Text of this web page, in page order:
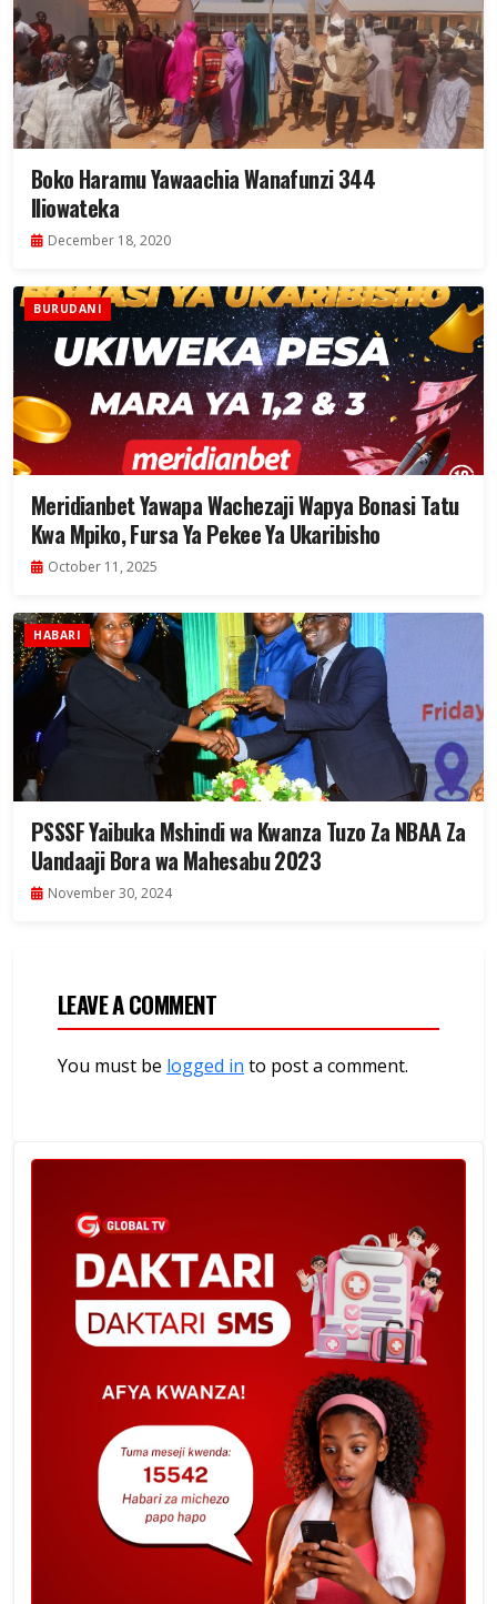
Boko Haramu Yawaachia Wanafunzi 344
Iliowateka
December 18, 2020
BURUDANI
Meridianbet Yawapa Wachezaji Wapya Bonasi Tatu
Kwa Mpiko, Fursa Ya Pekee Ya Ukaribisho
October 11, 2025
HABARI
PSSSF Yaibuka Mshindi wa Kwanza Tuzo Za NBAA Za
Uandaaji Bora wa Mahesabu 2023
November 30, 2024
LEAVE A COMMENT
You must be logged in to post a comment.